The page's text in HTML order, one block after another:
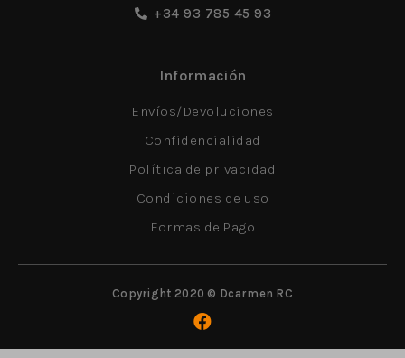
+34 93 785 45 93
Información
Envíos/Devoluciones
Confidencialidad
Política de privacidad
Condiciones de uso
Formas de Pago
Copyright 2020 © Dcarmen RC